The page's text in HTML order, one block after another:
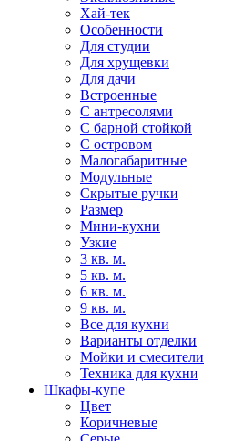
Хай-тек
Особенности
Для студии
Для хрущевки
Для дачи
Встроенные
С антресолями
С барной стойкой
С островом
Малогабаритные
Модульные
Скрытые ручки
Размер
Мини-кухни
Узкие
3 кв. м.
5 кв. м.
6 кв. м.
9 кв. м.
Все для кухни
Варианты отделки
Мойки и смесители
Техника для кухни
Шкафы-купе
Цвет
Коричневые